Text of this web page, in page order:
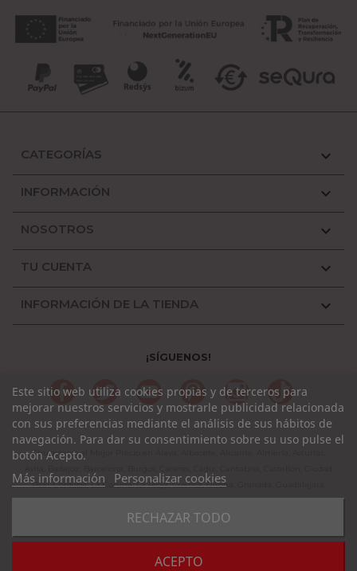
CATEGORÍAS 
INFORMACIÓN 
NOSOTROS 
TU CUENTA 
INFORMACIÓN DE LA TIENDA 
¡SÍGUENOS!
FacebookTwitter YouTubePinterestInstagramTikTok
Este sitio web utiliza cookies propias y de terceros para
mejorar nuestros servicios y mostrarle publicidad relacionada
con sus preferencias mediante el análisis de sus hábitos de
navegación. Para dar su consentimiento sobre su uso pulse el
botón Acepto.
Más información Personalizar cookies
RECHAZAR TODO
ACEPTO
Chupeteros al Mejor Precio en Álava, Albacete, Alicante, Almería, Asturias,
Real, Córdoba, La Coruña, La Rioja, Cuenca, Girona, Granada, Guadalajara,
Guipuzcoa, Huelva, Huesca, Jaen, León, Lleida, Lugo, Madrid, Málaga, Murcia,
Navarra, Orense, Palencia, Pontevedra, Rioja, Salamanca, Segovia, Sevilla,